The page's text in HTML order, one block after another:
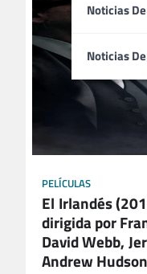
Noticias
Noticias
PELÍCULAS
El Irlandés
dirigida por
David Webb,
Andrew